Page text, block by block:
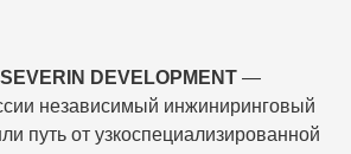
SEVERIN DEVELOPMENT —
независимый инжиниринговый
путь от узкоспециализированной